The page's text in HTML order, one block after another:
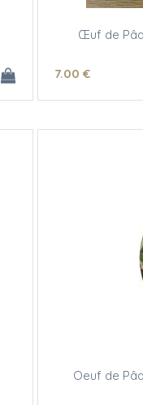
Œuf de
7.00 €
Oeuf de